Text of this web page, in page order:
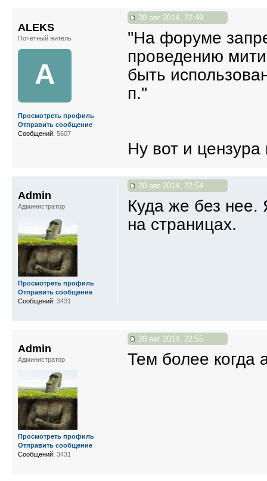
20 авг 2014, 22:49
''На форуме
проведению
быть
п.''
Ну вот и
ALEKS
Почетный житель
A
Просмотреть профиль
Отправить сообщение
Сообщений: 5607
20 авг 2014, 22:54
Куда же без нее.
на страницах.
Admin
Администратор
Просмотреть профиль
Отправить сообщение
Сообщений: 3431
20 авг 2014, 22:55
Тем более когда
Admin
Администратор
Просмотреть профиль
Отправить сообщение
Сообщений: 3431